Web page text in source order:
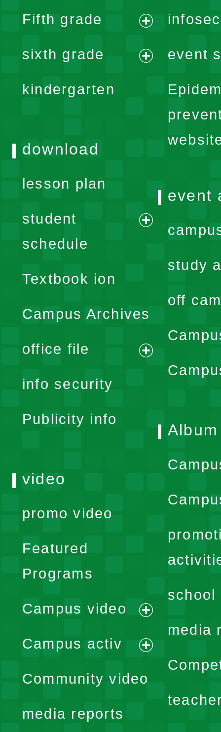
menu
Fifth grade
menu
sixth grade
kindergarten
event
download
lesson plan
student
schedule
expand
menu
Textbook ion
Campus Archives
office file
expand
info security
Publicity info
event
study
off
Album
school
media
video
promo video
Featured
Programs
Campus video
expand
menu
Campus activ
expand
Community video
media reports